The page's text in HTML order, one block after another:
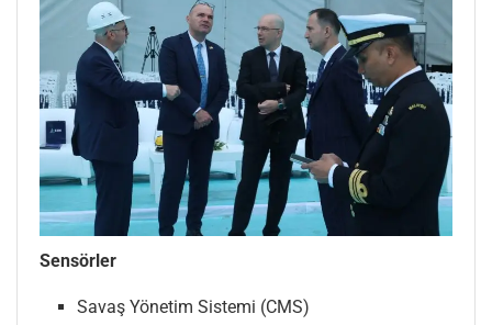
Sensörler
Savaş Yönetim Sistemi (CMS)